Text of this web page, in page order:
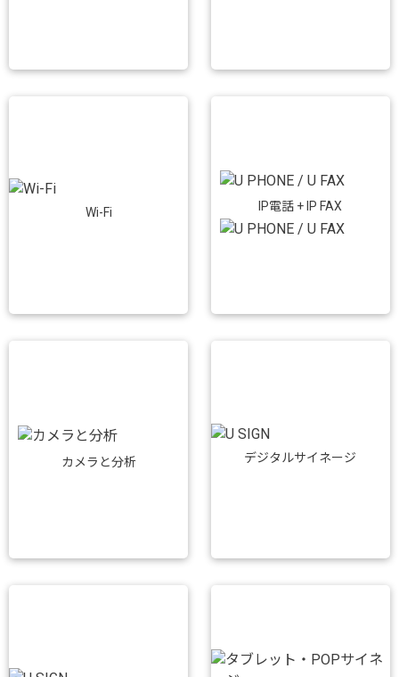
Wi-Fi IP電話 + IP FAX
カメラと分析 デジタルサイネージ